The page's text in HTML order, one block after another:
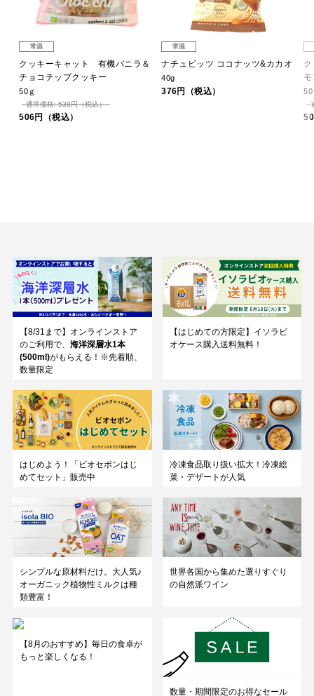
常温
クッキーキャット 有機バニラ＆
チョコチップクッキー
50ｇ
通常価格: 538円（税込）
506円（税込）
常温
ナチュビッツ ココナッツ&カカオ
40g
376円（税込） 50
【8/31まで】オンラインストア
のご利用で、 海洋深層水1本
(500ml)がもらえる！※先着順、
数量限定
【はじめての方限定】イソラビ
オケース購入送料無料！
はじめよう！「ビオセボンはじ
めてセット」販売中
冷凍食品取り扱い拡大！冷凍総
菜・デザートが人気
シンプルな原材料だけ。大人気♪
オーガニック植物性ミルクは種
類豊富！
世界各国から集めた選りすぐり
の自然派ワイン
【8月のおすすめ】毎日の食卓が
もっと楽しくなる！
数量・期間限定のお得なセール